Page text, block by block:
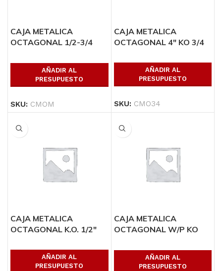
CAJA METALICA
OCTAGONAL 1/2-3/4
AÑADIR AL
PRESUPUESTO
SKU: CMOM
CAJA METALICA
OCTAGONAL 4″ KO 3/4
AÑADIR AL
PRESUPUESTO
SKU: CMO34
CAJA METALICA
OCTAGONAL K.O. 1/2″
AÑADIR AL
PRESUPUESTO
CAJA METALICA
OCTAGONAL W/P KO
AÑADIR AL
PRESUPUESTO